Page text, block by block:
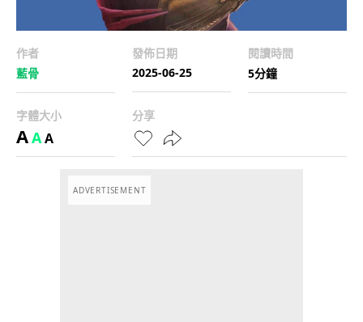
作者
藍骨
發佈日期
2025-06-25
閱讀時間
5分鐘
字體大小
AAA
分享
ADVERTISEMENT